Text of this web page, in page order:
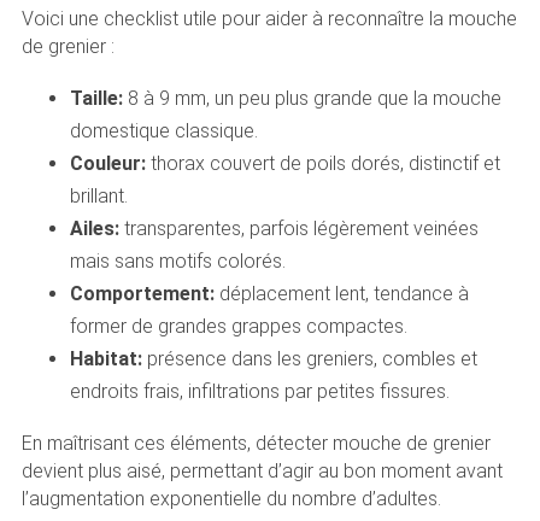
Voici une checklist utile pour aider à reconnaître la mouche
de grenier :
Taille:8 à 9 mm, un peu plus grande que la mouche
domestique classique.
Couleur:thorax couvert de poils dorés, distinctif et
brillant.
Ailes:transparentes, parfois légèrement veinées
mais sans motifs colorés.
Comportement:déplacement lent, tendance à
former de grandes grappes compactes.
Habitat:présence dans les greniers, combles et
endroits frais, infiltrations par petites fissures.
En maîtrisant ces éléments, détecter mouche de grenier
devient plus aisé, permettant d’agir au bon moment avant
l’augmentation exponentielle du nombre d’adultes.